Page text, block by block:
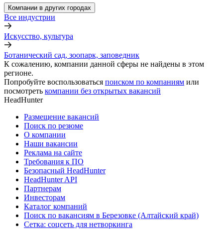
Компании в других городах
Все индустрии
Искусство, культура
Ботанический сад, зоопарк, заповедник
К сожалению, компании данной сферы не найдены в этом
регионе.
Попробуйте воспользоваться поиском по компаниям или
посмотреть компании без открытых вакансий
HeadHunter
Размещение вакансий
Поиск по резюме
О компании
Наши вакансии
Реклама на сайте
Требования к ПО
Безопасный HeadHunter
HeadHunter API
Партнерам
Инвесторам
Каталог компаний
Поиск по вакансиям в Березовке (Алтайский край)
Сетка: соцсеть для нетворкинга